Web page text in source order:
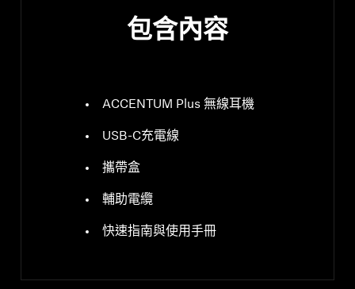
包含內容
ACCENTUM Plus 無線耳機
USB-C充電線
攜帶盒
輔助電纜
快速指南與使用手冊